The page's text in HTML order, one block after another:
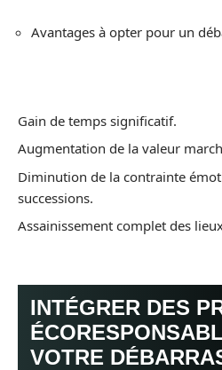
Avantages à opter pour un
Gain de temps significatif.
Augmentation de la valeur
Diminution de la contrainte
successions.
Assainissement complet des
INTÉGRER DES
VOTRE